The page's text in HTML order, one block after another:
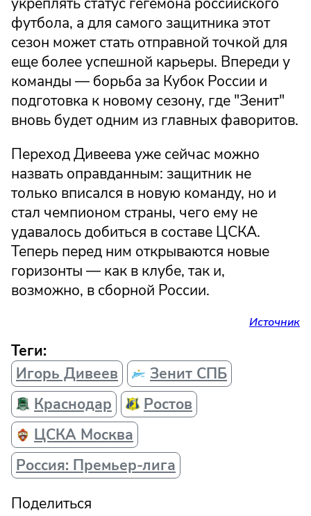
футбола, а для самого защитника этот
сезон может стать отправной точкой для
еще более успешной карьеры. Впереди у
команды — борьба за Кубок России и
подготовка к новому сезону, где "Зенит"
вновь будет одним из главных фаворитов.
Переход Дивеева уже сейчас можно
назвать оправданным: защитник не
только вписался в новую команду, но и
стал чемпионом страны, чего ему не
удавалось добиться в составе ЦСКА.
Теперь перед ним открываются новые
горизонты — как в клубе, так и,
возможно, в сборной России.
Источник
Теги:
Игорь Дивеев
Зенит СПБ
Краснодар
Ростов
ЦСКА Москва
Россия: Премьер-лига
Поделиться